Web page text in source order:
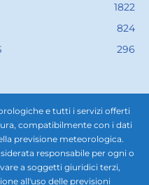
1822
824
296
e tutti i servizi offerti
compatibilmente con i dati
previsione meteorologica.
responsabile per ogni o
a soggetti giuridici terzi,
all'uso delle previsioni